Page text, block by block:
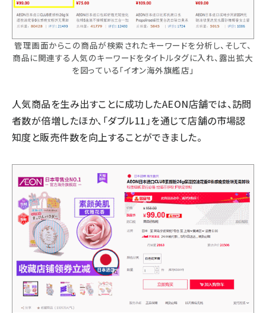
管理画面からこの商品が検索されたキーワードを分析し、そして、
商品に関連する人気のキーワードをタイトルタグに入れ、露出拡大
を図っている「イオン海外旗艦店」
人気商品を生み出すことに成功したAEON店舗では、訪問
者数が倍増したほか、「ダブル11」を通じて店舗の市場認
知度と販売件数を向上することができました。